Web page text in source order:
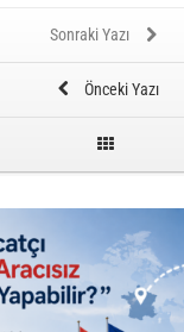
Sonraki Yazı
Önceki Yazı